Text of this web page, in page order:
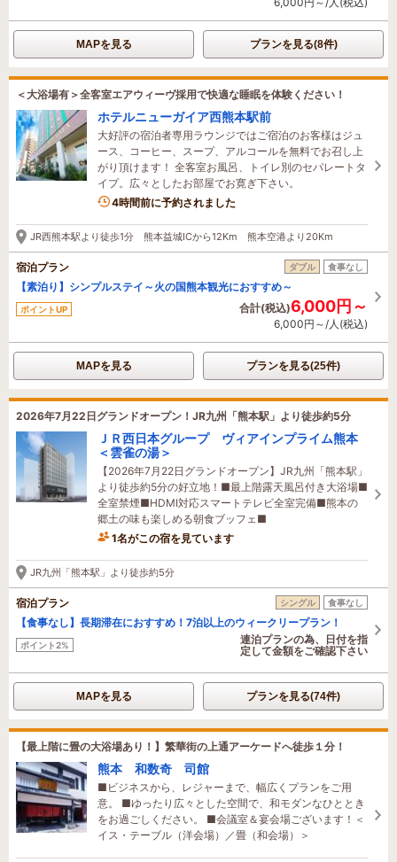
MAPを見る プランを見る(8件)
＜大浴場有＞全客室エアウィーヴ採用で快適な睡眠を体験ください！
ホテルニューガイア西熊本駅前
大好評の宿泊者専用ラウンジではご宿泊のお客様はジュ
ース、コーヒー、スープ、アルコールを無料でお召し上
がり頂けます！ 全客室お風呂、トイレ別のセパレートタ
イプ。広々としたお部屋でお寛ぎ下さい。
4時間前に予約されました
JR西熊本駅より徒歩1分 熊本益城ICから12Km 熊本空港より20Km
宿泊プラン ダブル 食事なし
【素泊り】シンプルステイ～火の国熊本観光におすすめ～
ポイントUP 合計(税込)6,000円～
6,000円～/人(税込)
MAPを見る プランを見る(25件)
2026年7月22日グランドオープン！JR九州「熊本駅」より徒歩約5分
ＪＲ西日本グループ ヴィアインプライム熊本
＜雲雀の湯＞
【2026年7月22日グランドオープン】JR九州「熊本駅」
より徒歩約5分の好立地！■最上階露天風呂付き大浴場■
全室禁煙■HDMI対応スマートテレビ全室完備■熊本の
郷土の味も楽しめる朝食ブッフェ■
1名がこの宿を見ています
7時間前に予約されました
JR九州「熊本駅」より徒歩約5分
宿泊プラン シングル 食事なし
【食事なし】長期滞在におすすめ！7泊以上のウィークリープラン！
ポイント2%
連泊プランの為、日付を指
定して金額をご確認下さい
MAPを見る プランを見る(74件)
【最上階に畳の大浴場あり！】繁華街の上通アーケードへ徒歩１分！
熊本 和数奇 司館
■ビジネスから、レジャーまで、幅広くプランをご用
意。 ■ゆったり広々とした空間で、和モダンなひととき
をお過ごしください。 ■会議室＆宴会場ございます！＜
イス・テーブル（洋会場）／畳（和会場）＞